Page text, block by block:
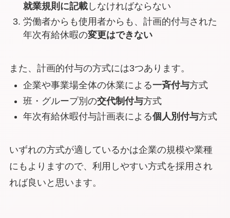
就業規則に記載しなければならない
労働者からも使用者からも、計画的付与された
年次有給休暇の変更はできない
また、計画的付与の方式には3つあります。
企業や事業場全体の休業による一斉付与方式
班・グループ別の交代制付与方式
年次有給休暇付与計画表による個人別付与方式
いずれの方式が適しているかは企業の規模や業種
にもよりますので、利用しやすい方式を採用され
れば良いと思います。